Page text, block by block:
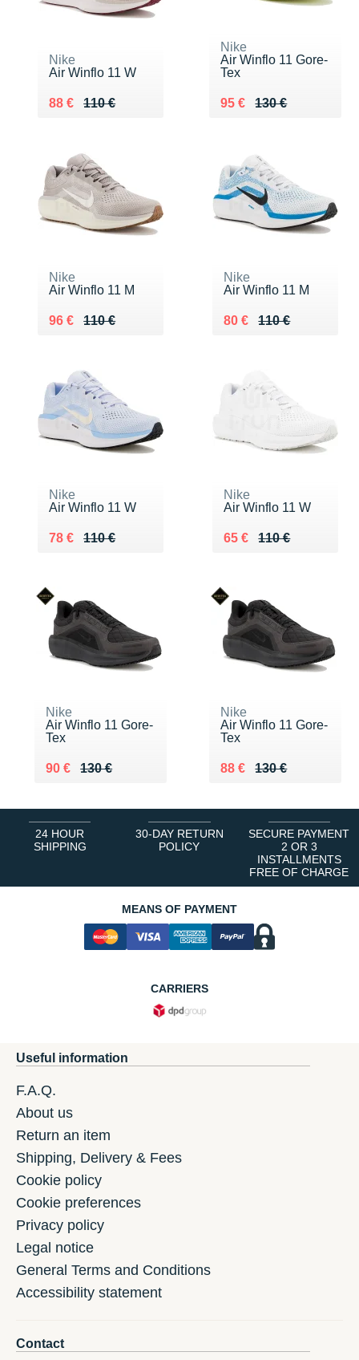
Nike
Air Winflo 11 W
110 €
Au lieu de 110 €
88 €
Vendu 88 €
Nike
Air Winflo 11 Gore-
Tex
130 €
Au lieu de 130 €
95 €
Vendu 95 €
Nike
Air Winflo 11 M
110 €
Au lieu de 110 €
96 €
Vendu 96 €
Nike
Air Winflo 11 M
110 €
Au lieu de 110 €
80 €
Vendu 80 €
Nike
Air Winflo 11 W
110 €
Au lieu de 110 €
78 €
Vendu 78 €
Nike
Air Winflo 11 W
110 €
Au lieu de 110 €
65 €
Vendu 65 €
Nike
Air Winflo 11 Gore-
Tex
130 €
Au lieu de 130 €
90 €
Vendu 90 €
Nike
Air Winflo 11 Gore-
Tex
130 €
Au lieu de 130 €
88 €
Vendu 88 €
24 HOUR
SHIPPING
30-DAY RETURN
POLICY
SECURE PAYMENT
2 OR 3
INSTALLMENTS
FREE OF CHARGE
MEANS OF PAYMENT
CARRIERS
Useful information
F.A.Q.
About us
Return an item
Shipping, Delivery & Fees
Cookie policy
Cookie preferences
Privacy policy
Legal notice
General Terms and Conditions
Accessibility statement
Contact